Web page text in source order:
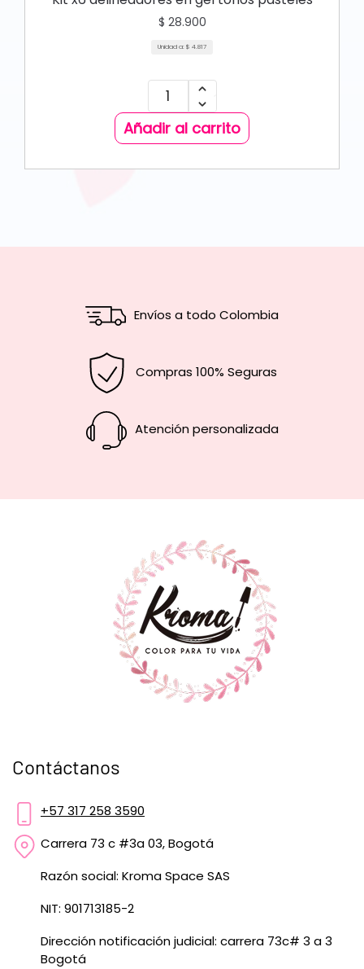
$ 28.900
Unidad a: $ 4.817
Añadir al carrito
Envíos a todo Colombia
Compras 100% Seguras
Atención personalizada
Contáctanos
+57 317 258 3590
Carrera 73 c #3a 03, Bogotá
Razón social: Kroma Space SAS
NIT: 901713185-2
Dirección notificación judicial: carrera 73c# 3 a 3
Bogotá